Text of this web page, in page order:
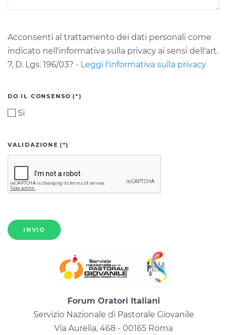
Acconsenti al trattamento dei dati personali come
indicato nell'informativa sulla privacy ai sensi dell'art.
7, D. Lgs. 196/03? - Leggi l'informativa sulla privacy
DO IL CONSENSO (*)
Si
VALIDAZIONE (*)
INVIO
Forum Oratori Italiani
Servizio Nazionale di Pastorale Giovanile
Via Aurelia, 468 - 00165 Roma